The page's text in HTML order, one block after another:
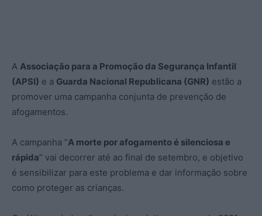
A Associação para a Promoção da Segurança Infantil
(APSI) e a Guarda Nacional Republicana (GNR) estão a
promover uma campanha conjunta de prevenção de
afogamentos.
A campanha “A morte por afogamento é silenciosa e
rápida” vai decorrer até ao final de setembro, e objetivo
é sensibilizar para este problema e dar informação sobre
como proteger as crianças.